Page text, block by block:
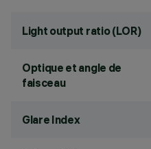
Light output ratio (LOR)
Optique et angle de
faisceau
Glare Index